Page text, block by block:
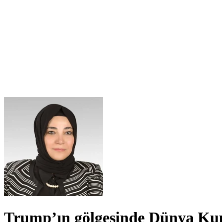
Trump’ın gölgesinde Dünya